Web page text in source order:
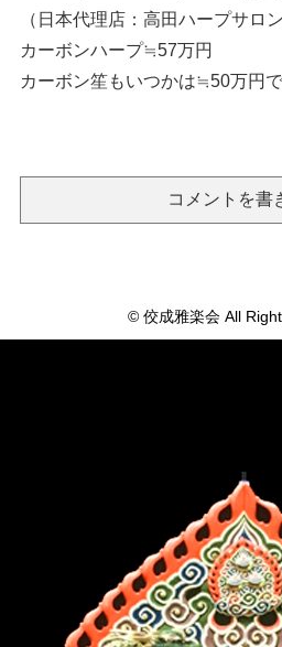
（日本代理店：高田ハープサロン
カーボンハープ≒57万円
カーボン笙もいつかは≒50万円
コメントを書
© 佼成雅楽会 All